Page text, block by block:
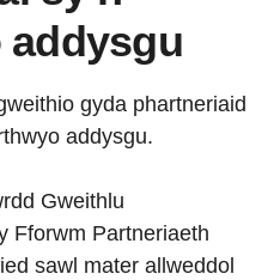
gyda phartneriaid
addysgu.
Gweithlu
Fforwm Partneriaeth
sawl mater allweddol